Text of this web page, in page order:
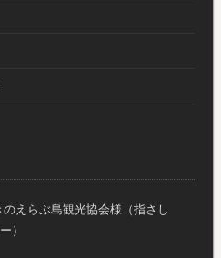
えらぶ島観光協会様（指さし
）